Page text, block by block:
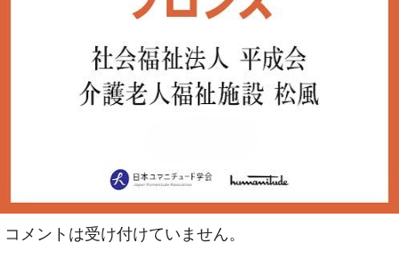
コメントは受け付けていません。